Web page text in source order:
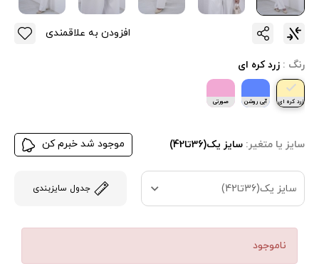
رنگ : زرد کره ای
زرد کره ای آبی روشن صورتی
سایز یا متغیر: سایز یک(36تا42) موجود شد خبرم کن
سایز یک(36تا42) جدول سایزبندی
ناموجود
افزودن به علاقمندی